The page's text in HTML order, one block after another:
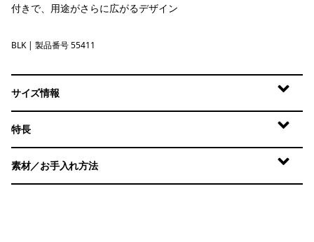
付きで、用途がさらに広がるデザイン
Black
BLK | 製品番号 55411
サイズ情報
特長
素材／お手入れ方法